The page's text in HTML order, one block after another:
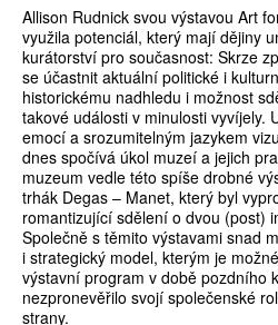
Allison Rudnick svou výstavou Art
využila potenciál, který mají dějiny
kurátorství pro současnost: Skrze
se účastnit aktuální politické i
historickému nadhledu i možnost
takové události v minulosti vyvíjely.
emocí a srozumitelným jazykem
dnes spočívá úkol muzeí a jejich
muzeum vedle této spíše drobné
trhák Degas – Manet, který byl
romantizující sdělení o dvou (post)
Společně s těmito výstavami snad
i strategický model, kterým je
výstavní program v době pozdního
nezpronevěřilo svojí společenské
strany.